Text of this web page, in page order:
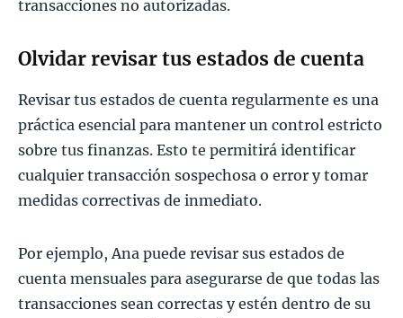
transacciones no autorizadas.
Olvidar revisar tus estados de cuenta
Revisar tus estados de cuenta regularmente es una
práctica esencial para mantener un control estricto
sobre tus finanzas. Esto te permitirá identificar
cualquier transacción sospechosa o error y tomar
medidas correctivas de inmediato.
Por ejemplo, Ana puede revisar sus estados de
cuenta mensuales para asegurarse de que todas las
transacciones sean correctas y estén dentro de su